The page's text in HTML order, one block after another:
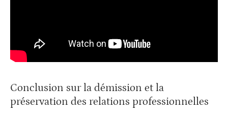
Conclusion sur la démission et la
préservation des relations professionnelles